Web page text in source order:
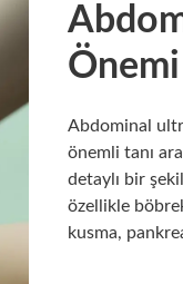
Önemi
Abdominal
önemli tanı
detaylı bir
özellikle
kusma,